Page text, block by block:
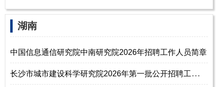
‌‌湖南
中国信息通信研究院中南研究院2026年招聘工作人员简章
长
沙市城市建设科学研究院2026年第一批公开招聘工作人员公告